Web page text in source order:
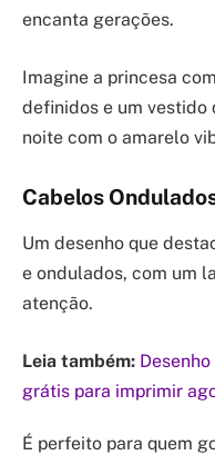
encanta gerações.
Imagine a princesa
definidos e um vestido
noite com o amarelo
Cabelos
Um desenho que
e ondulados, com um
atenção.
Leia também:
grátis para imprimir
É perfeito para quem